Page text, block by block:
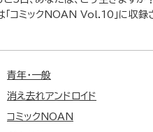
コミックNOAN Vol.10」に収録
青年・一般
消え去れアンドロイド
コミックNOAN